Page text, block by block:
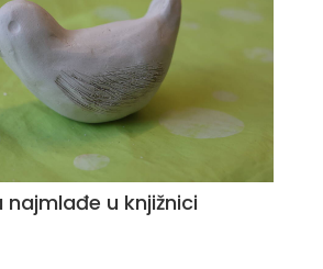
u knjižnici